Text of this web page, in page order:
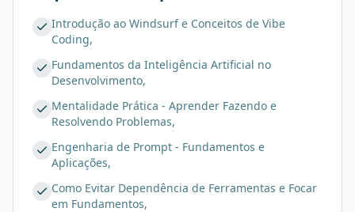
Introdução ao Windsurf e Conceitos de Vibe
Coding,
Fundamentos da Inteligência Artificial no
Desenvolvimento,
Mentalidade Prática - Aprender Fazendo e
Resolvendo Problemas,
Engenharia de Prompt - Fundamentos e
Aplicações,
Como Evitar Dependência de Ferramentas e Focar
em Fundamentos,